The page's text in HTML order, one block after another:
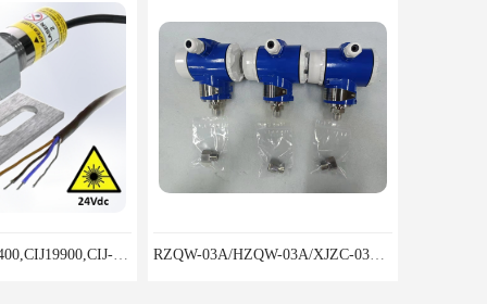
CIJ-13400,CIJ13400,CIJ19900,CIJ-19200,CIJI3500Y转速传感器 RZQW-03A/HZQW-03A/XJZC-03A汽轮机监测装置